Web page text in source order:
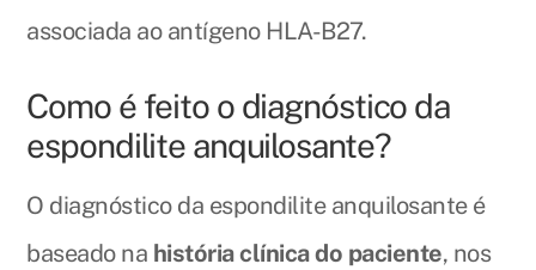
associada ao antígeno HLA-B27.
Como é feito o diagnóstico da
espondilite anquilosante?
O diagnóstico da espondilite anquilosante é
baseado na história clínica do paciente, nos